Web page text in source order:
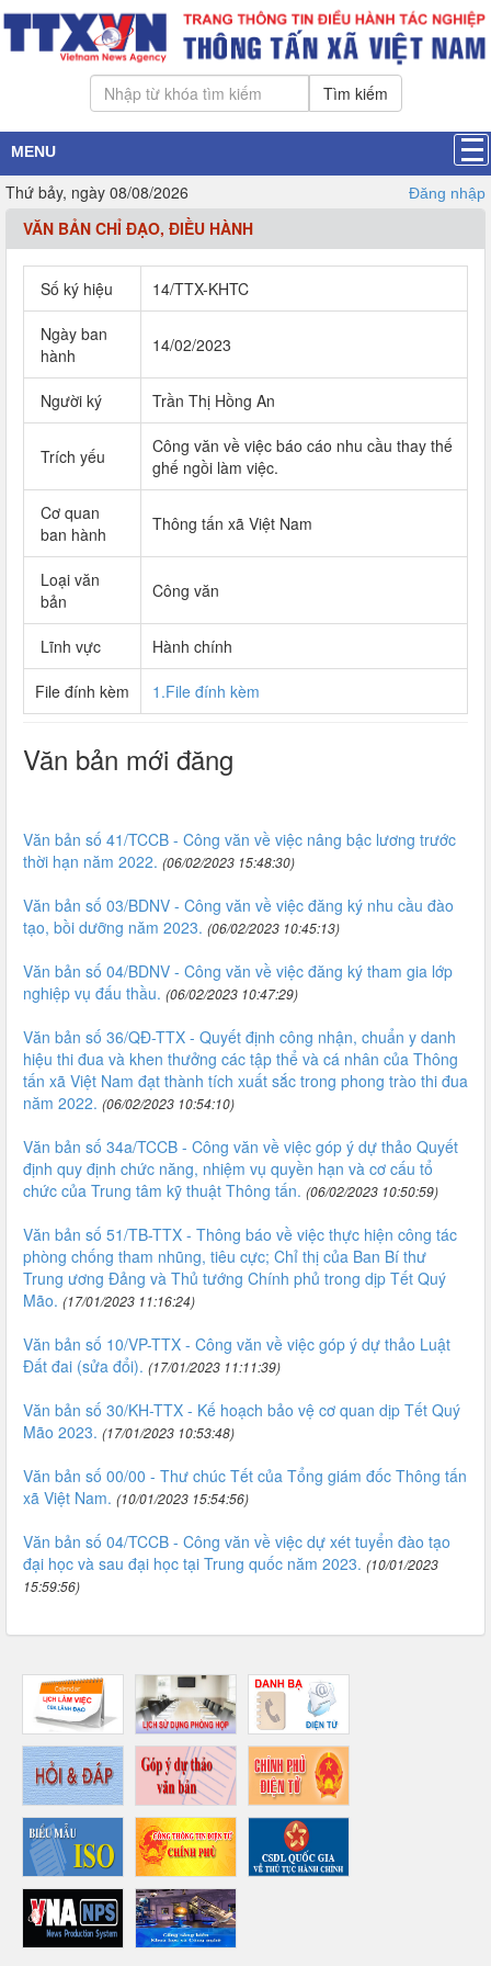
Tìm kiếm
MENU
Thứ bảy, ngày 08/08/2026 Đăng nhập
VĂN BẢN CHỈ ĐẠO, ĐIỀU HÀNH
Số ký hiệu 14/TTX-KHTC
Ngày ban
hành
14/02/2023
Người ký Trần Thị Hồng An
Trích yếu
Công văn về việc báo cáo nhu cầu thay thế
ghế ngồi làm việc.
Cơ quan
ban hành
Thông tấn xã Việt Nam
Loại văn
bản
Công văn
Lĩnh vực Hành chính
File đính kèm 1.File đính kèm
Văn bản mới đăng
Văn bản số 41/TCCB - Công văn về việc nâng bậc lương trước
thời hạn năm 2022. (06/02/2023 15:48:30)
Văn bản số 03/BDNV - Công văn về việc đăng ký nhu cầu đào
tạo, bồi dưỡng năm 2023. (06/02/2023 10:45:13)
Văn bản số 04/BDNV - Công văn về việc đăng ký tham gia lớp
nghiệp vụ đấu thầu. (06/02/2023 10:47:29)
Văn bản số 36/QĐ-TTX - Quyết định công nhận, chuẩn y danh
hiệu thi đua và khen thưởng các tập thể và cá nhân của Thông
tấn xã Việt Nam đạt thành tích xuất sắc trong phong trào thi đua
năm 2022. (06/02/2023 10:54:10)
Văn bản số 34a/TCCB - Công văn về việc góp ý dự thảo Quyết
định quy định chức năng, nhiệm vụ quyền hạn và cơ cấu tổ
chức của Trung tâm kỹ thuật Thông tấn. (06/02/2023 10:50:59)
Văn bản số 51/TB-TTX - Thông báo về việc thực hiện công tác
phòng chống tham nhũng, tiêu cực; Chỉ thị của Ban Bí thư
Trung ương Đảng và Thủ tướng Chính phủ trong dịp Tết Quý
Mão. (17/01/2023 11:16:24)
Văn bản số 10/VP-TTX - Công văn về việc góp ý dự thảo Luật
Đất đai (sửa đổi). (17/01/2023 11:11:39)
Văn bản số 30/KH-TTX - Kế hoạch bảo vệ cơ quan dịp Tết Quý
Mão 2023. (17/01/2023 10:53:48)
Văn bản số 00/00 - Thư chúc Tết của Tổng giám đốc Thông tấn
xã Việt Nam. (10/01/2023 15:54:56)
Văn bản số 04/TCCB - Công văn về việc dự xét tuyển đào tạo
đại học và sau đại học tại Trung quốc năm 2023. (10/01/2023
15:59:56)